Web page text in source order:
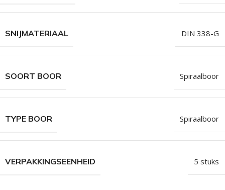
SNIJMATERIAAL DIN 338-G
SOORT BOOR Spiraalboor
TYPE BOOR Spiraalboor
VERPAKKINGSEENHEID 5 stuks